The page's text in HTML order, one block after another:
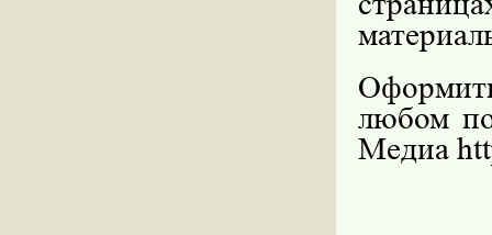
любом
Медиа